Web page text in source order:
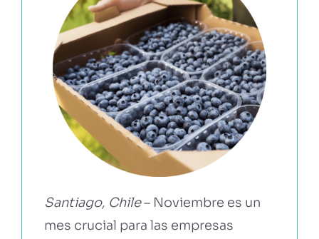
EBOOKS Y RECURSOS
PRUÉBALO GRATIS
Santiago, Chile– Noviembre es un
mes crucial para las empresas